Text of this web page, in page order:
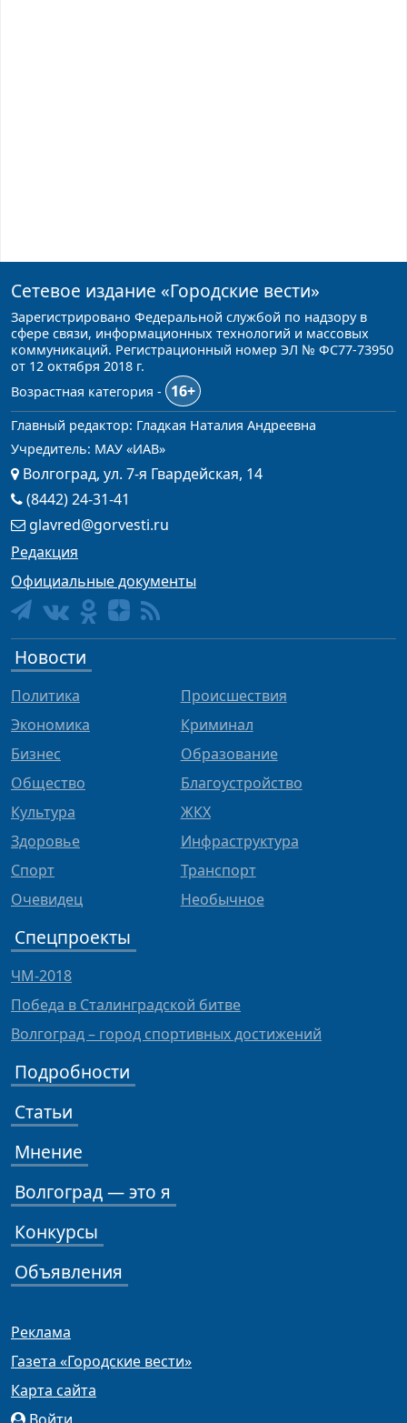
Сетевое издание «Городские вести»
Зарегистрировано Федеральной службой по надзору в
сфере связи, информационных технологий и массовых
коммуникаций. Регистрационный номер ЭЛ № ФС77-73950
от 12 октября 2018 г.
Возрастная категория -
16+
Главный редактор: Гладкая Наталия Андреевна
Учредитель: МАУ «ИАВ»
Волгоград, ул. 7-я Гвардейская, 14
(8442) 24-31-41
glavred@gorvesti.ru
Редакция
Официальные документы
Новости
Политика
Экономика
Бизнес
Общество
Культура
Здоровье
Спорт
Очевидец
Происшествия
Криминал
Образование
Благоустройство
ЖКХ
Инфраструктура
Транспорт
Необычное
Спецпроекты
ЧМ-2018
Победа в Сталинградской битве
Волгоград – город спортивных достижений
Подробности
Статьи
Мнение
Волгоград — это я
Конкурсы
Объявления
Реклама
Газета «Городские вести»
Карта сайта